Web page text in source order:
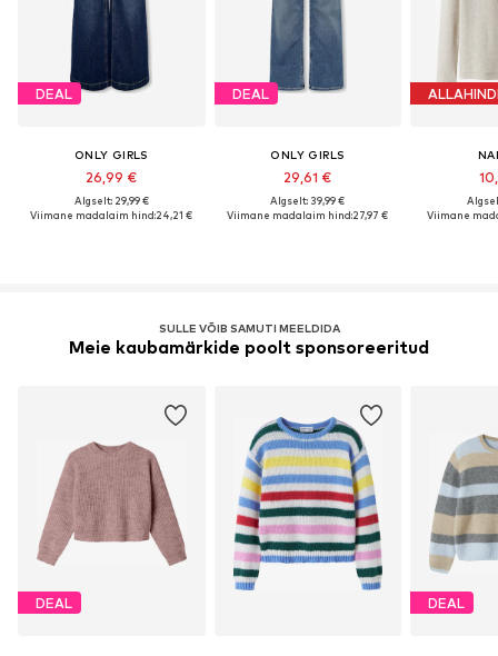
DEAL
ONLY GIRLS
26,99 €
Algselt: 29,99 €
Viimane madalaim hind:24,21 €
DEAL
ONLY GIRLS
29,61 €
Algselt: 39,99 €
Viimane madalaim hind:27,97 €
Viimane
SULLE VÕIB SAMUTI MEELDIDA
Meie kaubamärkide poolt sponsoreeritud
DEAL DEAL